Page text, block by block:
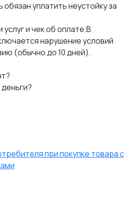
уплатить неустойку за
и чек об оплате.В
нарушение условий
(обычно до 10 дней).